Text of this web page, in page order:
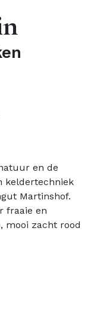
en de
keldertechniek
Martinshof.
fraaie en
mooi zacht rood